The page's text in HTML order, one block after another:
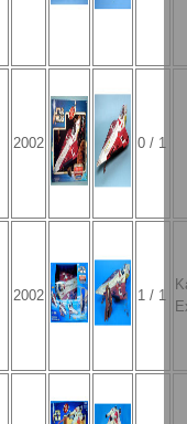
2002 0 / 1
2002 1 / 1